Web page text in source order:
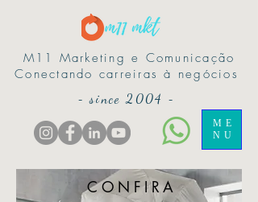
M11 Marketing e Comunicação
Conectando carreiras à negócios
ME
NU
-since 2004 -
CONFIRA